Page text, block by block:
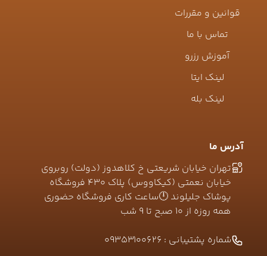
قوانین و مقررات
تماس با ما
آموزش رزرو
لینک ایتا
لینک بله
آدرس ما
تهران خیابان شریعتی خ کلاهدوز (دولت) روبروی
خیابان نعمتی (کیکاووس) پلاک ۴۳۰ فروشگاه
پوشاک جلیلوند 🕛ساعت کاری فروشگاه حضوری
همه روزه از ۱۰ صبح تا ۹ شب
شماره پشتیبانی : 09353100626